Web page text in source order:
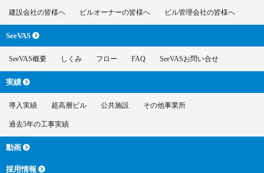
建設会社の皆様へ ビルオーナーの皆様へ ビル管理会社の皆様へ
SeeVAS
SeeVAS概要 しくみ フロー FAQ SeeVASお問い合せ
実績
導入実績 超高層ビル 公共施設 その他事業所
過去5年の工事実績
動画
採用情報